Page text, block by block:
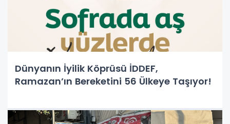
Dünyanın İyilik Köprüsü İDDEF,
Ramazan’ın Bereketini 56 Ülkeye Taşıyor!